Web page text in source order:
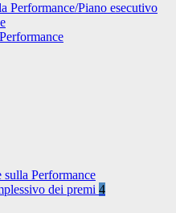
Performance/Piano esecutivo
sulla Performance
dei premi 4